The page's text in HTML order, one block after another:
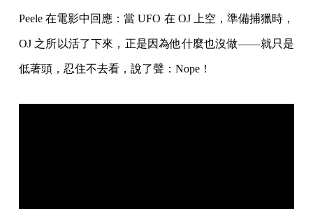
Peele 在電影中回應：當 UFO 在 OJ 上空，準備捕獵時，
OJ 之所以活了下來，正是因為他什麼也沒做——就只是
低著頭，忍住不去看，說了聲：Nope！